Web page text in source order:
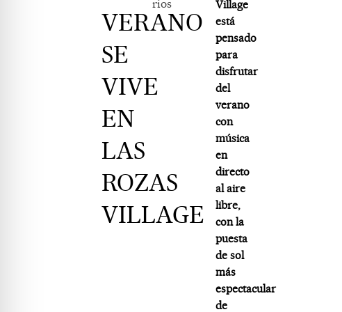
VERANO
SE
VIVE
EN
LAS
ROZAS
VILLAGE
rios
Village
está
pensado
para
disfrutar
del
verano
con
música
en
directo
al aire
libre,
con la
puesta
de sol
más
espectacular
de